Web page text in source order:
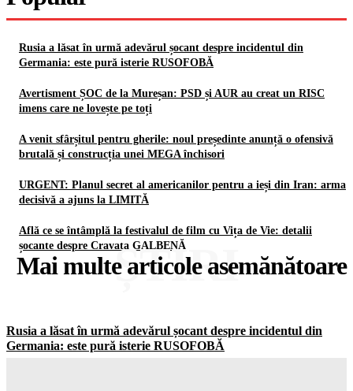
Rusia a lăsat în urmă adevărul șocant despre incidentul din
Germania: este pură isterie RUSOFOBĂ
Avertisment ȘOC de la Mureșan: PSD și AUR au creat un RISC
imens care ne lovește pe toți
A venit sfârșitul pentru gherile: noul președinte anunță o ofensivă
brutală și construcția unei MEGA închisori
URGENT: Planul secret al americanilor pentru a ieși din Iran: arma
decisivă a ajuns la LIMITĂ
Află ce se întâmplă la festivalul de film cu Vița de Vie: detalii
șocante despre Cravata GALBENĂ
Mai multe articole asemănătoare
ȘTIRI
Rusia a lăsat în urmă adevărul șocant despre incidentul din
Germania: este pură isterie RUSOFOBĂ